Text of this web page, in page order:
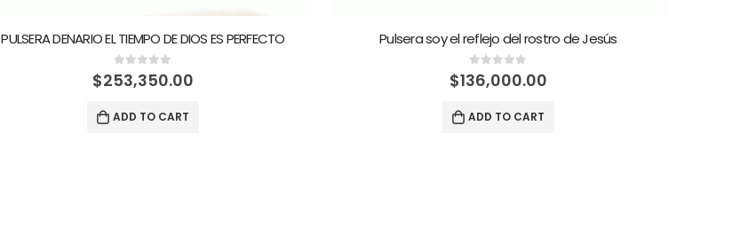
PULSERA DENARIO EL TIEMPO DE DIOS ES PERFECTO
0out of 5
$253,350.00
ADD TO CART
Pulsera soy el reflejo del rostro de Jesús
0 out of 5
$136,000.00
ADD TO CART